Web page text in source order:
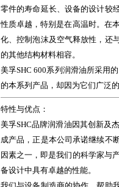
零件的寿命延长、设备的设计较
性质卓越，特别是在高温时。在
化、控制泡沫及空气释放性，还
的其他结构材料相容。
美孚SHC 600系列润滑油所采用
的本系列产品，却因为它们广泛
特性与优点：
美孚SHC品牌润滑油因其创新及
成产品，正是本公司承诺继续不
因素之一，即是我们的科学家与
备设计中具有卓越的性能。